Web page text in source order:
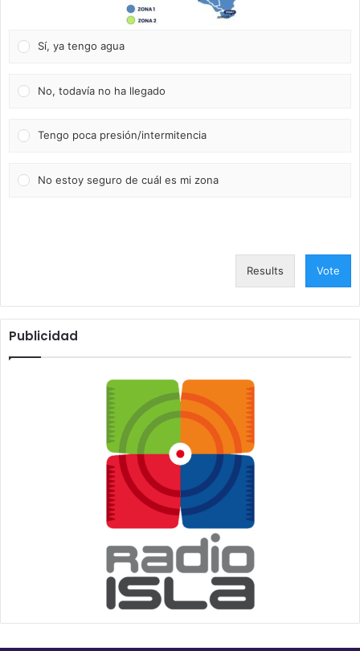
Sí, ya tengo agua
No, todavía no ha llegado
Tengo poca presión/intermitencia
No estoy seguro de cuál es mi zona
Results Vote
Publicidad